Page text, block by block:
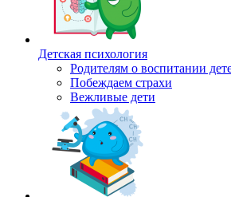
Детская психология
Родителям о воспитании
Побеждаем страхи
Вежливые дети